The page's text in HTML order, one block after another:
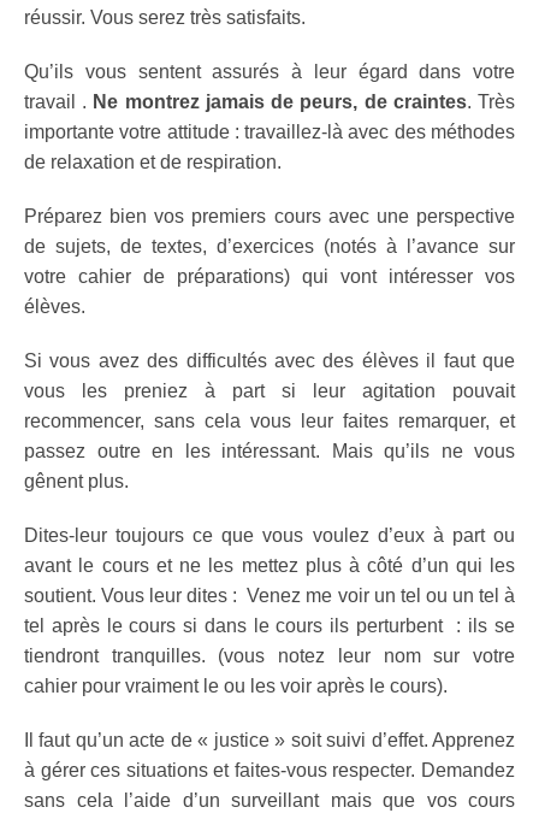
réussir. Vous serez très satisfaits.
Qu’ils vous sentent assurés à leur égard dans votre
travail . Ne montrez jamais de peurs, de craintes. Très
importante votre attitude : travaillez-là avec des méthodes
de relaxation et de respiration.
Préparez bien vos premiers cours avec une perspective
de sujets, de textes, d’exercices (notés à l’avance sur
votre cahier de préparations) qui vont intéresser vos
élèves.
Si vous avez des difficultés avec des élèves il faut que
vous les preniez à part si leur agitation pouvait
recommencer, sans cela vous leur faites remarquer, et
passez outre en les intéressant. Mais qu’ils ne vous
gênent plus.
Dites-leur toujours ce que vous voulez d’eux à part ou
avant le cours et ne les mettez plus à côté d’un qui les
soutient. Vous leur dites : Venez me voir un tel ou un tel à
tel après le cours si dans le cours ils perturbent : ils se
tiendront tranquilles. (vous notez leur nom sur votre
cahier pour vraiment le ou les voir après le cours).
Il faut qu’un acte de « justice » soit suivi d’effet. Apprenez
à gérer ces situations et faites-vous respecter. Demandez
sans cela l’aide d’un surveillant mais que vos cours